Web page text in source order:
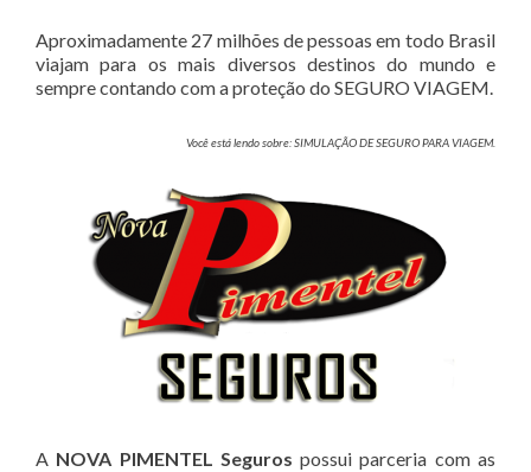
Aproximadamente 27 milhões de pessoas em todo Brasil
viajam para os mais diversos destinos do mundo e
sempre contando com a proteção do SEGURO VIAGEM.
Você está lendo sobre: SIMULAÇÃO DE SEGURO PARA VIAGEM.
A NOVA PIMENTEL Seguros possui parceria com as